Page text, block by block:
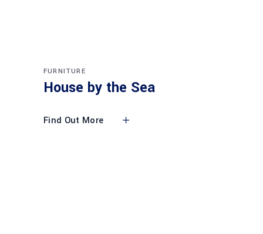
FURNITURE
House by the Sea
Find Out More